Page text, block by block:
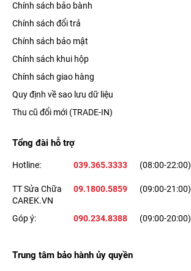
nghệ thuật với 6 hiệu ứng ánh sáng sáng:
Natural Light, Studio Light,....
tính năng Night Mode, giúp bạn có thể
Chính sách bảo bành
Chính sách đổi trả
Chính sách bảo mật
Chính sách khui hộp
Chính sách giao hàng
Quy định về sao lưu dữ liệu
Thu cũ đổi mới (TRADE-IN)
Tổng đài hỗ trợ
Hotline: 039.365.3333 (08:00-22:00)
TT Sửa Chữa
CAREK.VN
09.1800.5859 (09:00-21:00)
Góp ý: 090.234.8388 (09:00-20:00)
Trung tâm bảo hành ủy quyền